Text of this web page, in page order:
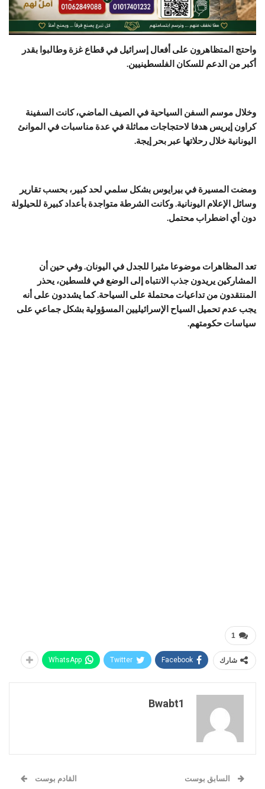
واحتج المتظاهرون على أفعال إسرائيل في قطاع غزة وطالبوا بقدر
أكبر من الدعم للسكان الفلسطينيين.
وخلال موسم السفن السياحية في الصيف الماضي، كانت السفينة
كراون إيريس هدفا لاحتجاجات مماثلة في عدة مناسبات في الموانئ
اليونانية خلال رحلاتها عبر بحر إيجة.
ومضت المسيرة في بيرايوس بشكل سلمي لحد كبير، بحسب تقارير
وسائل الإعلام اليونانية. وكانت الشرطة متواجدة بأعداد كبيرة للحيلولة
دون أي اضطراب محتمل.
تعد المظاهرات موضوعا مثيرا للجدل في اليونان. وفي حين أن
المشاركين يريدون جذب الانتباه إلى الوضع في فلسطين، يحذر
المنتقدون من تداعيات محتملة على السياحة. كما يشددون على أنه
يجب عدم تحميل السياح الإسرائيليين المسؤولية بشكل جماعي على
سياسات حكومتهم.
1
شارك Facebook
Twitter
WhatsApp
Bwabt1
السابق بوست القادم بوست